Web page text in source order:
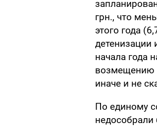
грн., что
этого года
начала года
возмещению
иначе и не
По единому